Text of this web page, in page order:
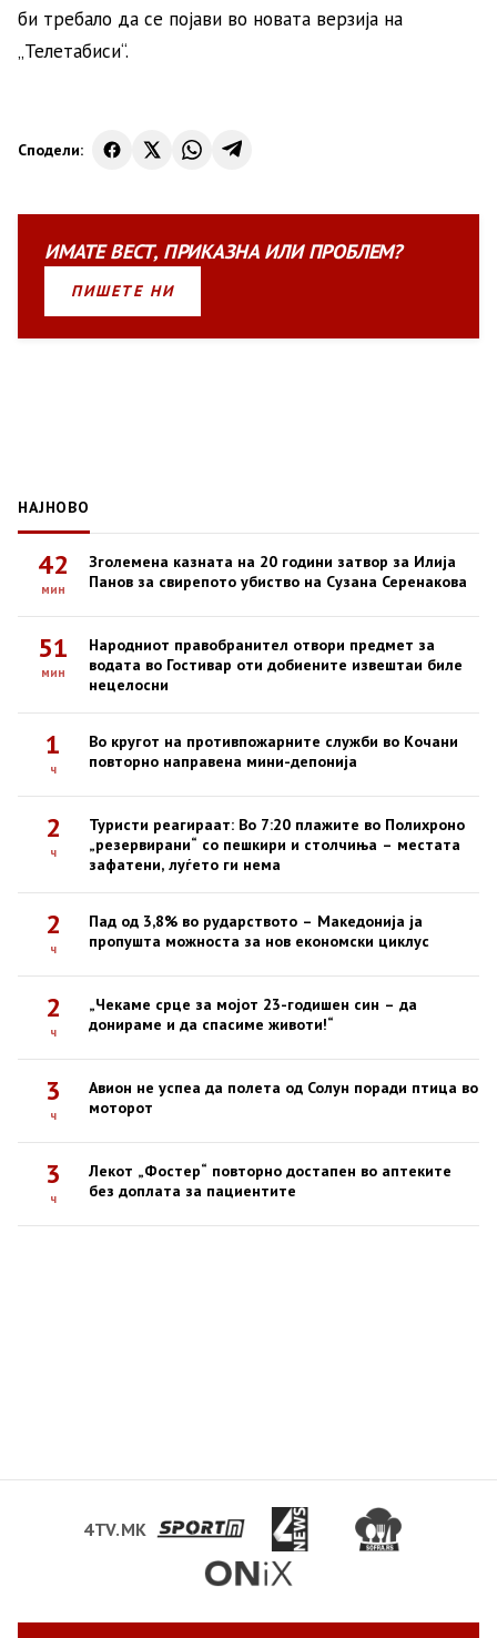
би требало да се појави во новата верзија на
„Телетабиси“.
Сподели:
ИМАТЕВЕСТ, ПРИКАЗНАИЛИПРОБЛЕМ?
ПИШЕТЕ НИ
НАЈНОВО
42
мин
Зголемена казната на 20 години затвор за Илија
Панов за свирепото убиство на Сузана Серенакова
51
мин
Народниот правобранител отвори предмет за
водата во Гостивар оти добиените извештаи биле
нецелосни
1
ч
Во кругот на противпожарните служби во Кочани
повторно направена мини-депонија
2
ч
Туристи реагираат: Во 7:20 плажите во Полихроно
„резервирани“ со пешкири и столчиња – местата
зафатени, луѓето ги нема
2
ч
Пад од 3,8% во рударството – Македонија ја
пропушта можноста за нов економски циклус
2
ч
„Чекаме срце за мојот 23-годишен син – да
донираме и да спасиме животи!“
3
ч
Авион не успеа да полета од Солун поради птица во
моторот
3
ч
Лекот „Фостер“ повторно достапен во аптеките
без доплата за пациентите
4TV.MK